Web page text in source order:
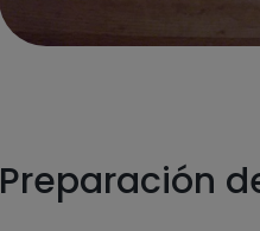
Preparación